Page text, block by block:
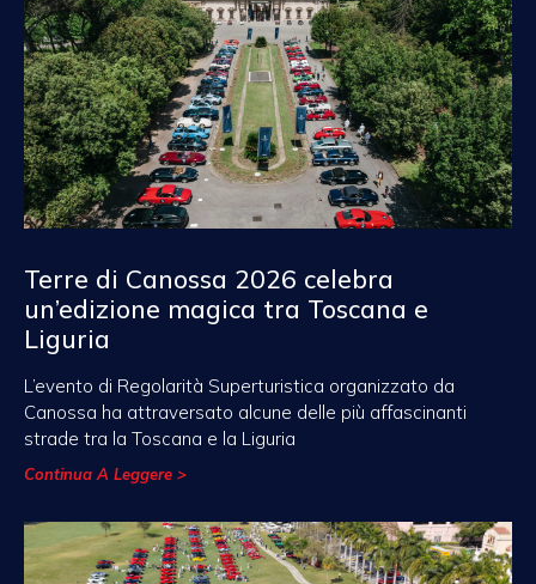
Terre di Canossa 2026 celebra
un’edizione magica tra Toscana e
Liguria
L’evento di Regolarità Superturistica organizzato da
Canossa ha attraversato alcune delle più affascinanti
strade tra la Toscana e la Liguria
Continua A Leggere >